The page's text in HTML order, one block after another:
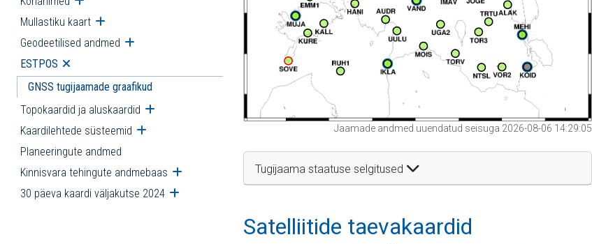
Mullastiku kaart Ava alammenüü
Geodeetilised andmed Ava alammenüü
ESTPOS Ava alammenüü
GNSS tugijaamade graafikud
Topokaardid ja aluskaardid Ava alammenüü
Kaardilehtede süsteemid Ava alammenüü
Planeeringute andmed
Kinnisvara tehingute andmebaas Ava alammenüü
30 päeva kaardi väljakutse 2024 Ava alammenüü
Jaamade andmed uuendatud seisuga 2026-08-06 14:29:05
Tugijaama staatuse selgitused
Satelliitide taevakaardid